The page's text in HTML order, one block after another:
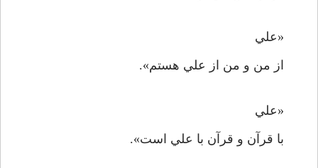
«علي
از من و من از علي هستم».
«علي
با قرآن و قرآن با علي است».